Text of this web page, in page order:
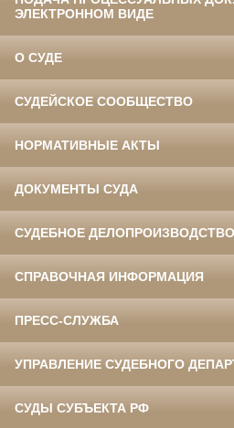
ЭЛЕКТРОННОМ ВИДЕ
О СУДЕ
СУДЕЙСКОЕ СООБЩЕСТВО
НОРМАТИВНЫЕ АКТЫ
ДОКУМЕНТЫ СУДА
СУДЕБНОЕ ДЕЛОПРОИЗВОДСТВО
СПРАВОЧНАЯ ИНФОРМАЦИЯ
ПРЕСС-СЛУЖБА
УПРАВЛЕНИЕ СУДЕБНОГО
СУДЫ СУБЪЕКТА РФ